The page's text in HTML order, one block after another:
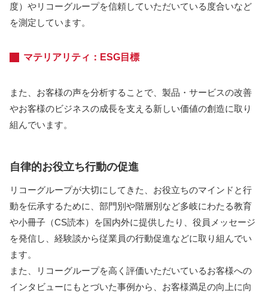
度）やリコーグループを信頼していただいている度合いなど
を測定しています。
マテリアリティ：ESG目標
また、お客様の声を分析することで、製品・サービスの改善
やお客様のビジネスの成長を支える新しい価値の創造に取り
組んでいます​。
自律的お役立ち行動の促進
リコーグループが大切にしてきた、お役立ちのマインドと行
動を伝承するために、部門別や階層別など多岐にわたる教育
や小冊子（CS読本）を国内外に提供したり、役員メッセージ
を発信し、経験談から従業員の行動促進などに取り組んでい
ます。
また、リコーグループを高く評価いただいているお客様への
インタビューにもとづいた事例から、お客様満足の向上に向